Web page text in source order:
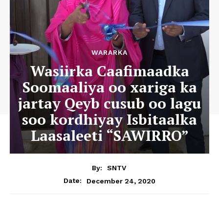
WARARKA
Wasiirka Caafimaadka
Soomaaliya oo xariga ka
jartay Qeyb cusub oo lagu
soo kordhiyay Isbitaalka
Laasaleeti “SAWIRRO”
By:
SNTV
Date:
December 24, 2020